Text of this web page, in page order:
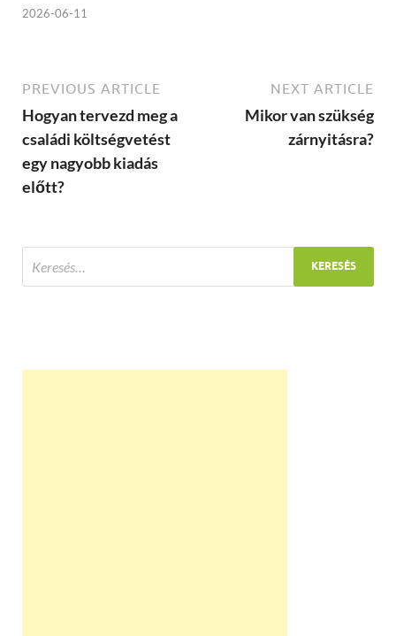
2026-06-11
PREVIOUS ARTICLE
Hogyan tervezd meg a
családi költségvetést
egy nagyobb kiadás
előtt?
NEXT ARTICLE
Mikor van szükség
zárnyitásra?